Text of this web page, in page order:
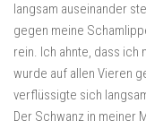
langsam auseinander
gegen meine
rein. Ich ahnte, dass ich
wurde auf allen Vieren
verflüssigte sich
Der Schwanz in meiner